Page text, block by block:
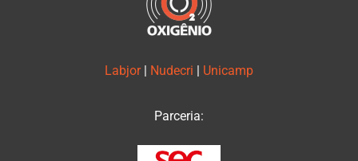
Labjor Nudecri Unicamp
Parceria: